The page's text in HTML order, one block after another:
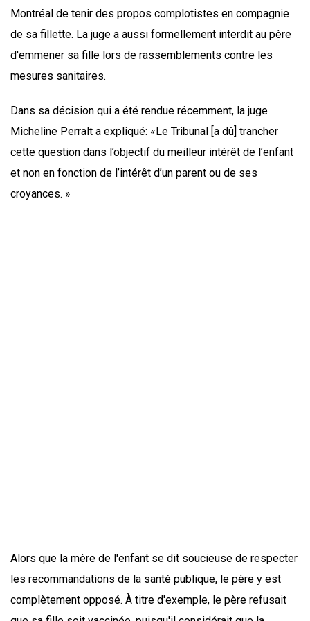
Montréal de tenir des propos complotistes en compagnie
de sa fillette. La juge a aussi formellement interdit au père
d'emmener sa fille lors de rassemblements contre les
mesures sanitaires.
Dans sa décision qui a été rendue récemment, la juge
Micheline Perralt a expliqué: «Le Tribunal [a dû] trancher
cette question dans l’objectif du meilleur intérêt de l’enfant
et non en fonction de l’intérêt d’un parent ou de ses
croyances. »
Alors que la mère de l'enfant se dit soucieuse de respecter
les recommandations de la santé publique, le père y est
complètement opposé. À titre d'exemple, le père refusait